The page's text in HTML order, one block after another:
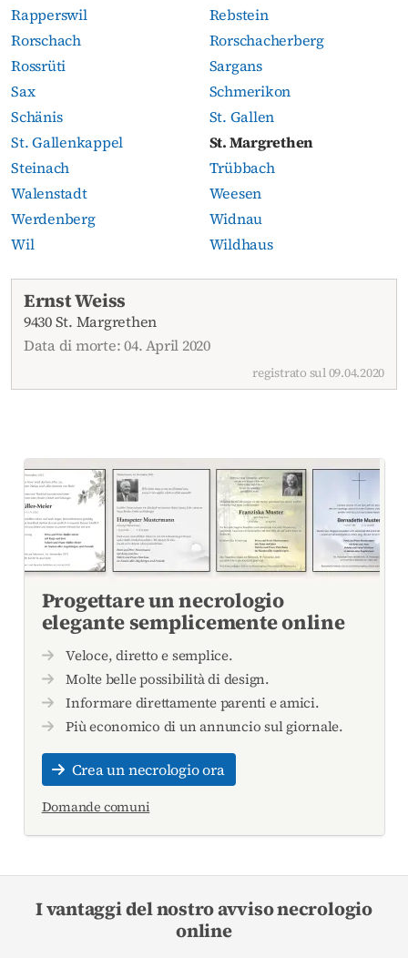
Rapperswil
Rebstein
Rorschach
Rorschacherberg
Rossrüti
Sargans
Sax
Schmerikon
Schänis
St. Gallen
St. Gallenkappel
St. Margrethen
Steinach
Trübbach
Walenstadt
Weesen
Werdenberg
Widnau
Wil
Wildhaus
Necrologi attuali
Ernst Weiss
9430 St. Margrethen
Data di morte: 04. April 2020
registrato sul 09.04.2020
Progettare un necrologio
elegante semplicemente online
Veloce, diretto e semplice.
Molte belle possibilità di design.
Informare direttamente parenti e amici.
Più economico di un annuncio sul giornale.
Crea un necrologio ora
Domande comuni
I vantaggi del nostro avviso necrologio
online